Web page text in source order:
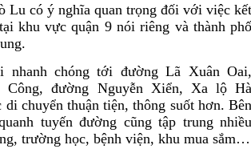
Lu có ý nghĩa quan trọng đối với việc
khu vực quận 9 nói riêng và thành
nhanh chóng tới đường Lã Xuân
Công, đường Nguyễn Xiển, Xa lộ
chuyển thuận tiện, thông suốt hơn.
tuyến đường cũng tập trung
trường học, bệnh viện, khu mua sắm…